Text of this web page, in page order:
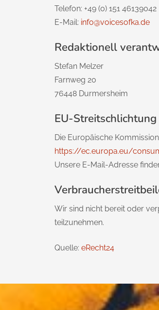
Telefon: +49 (0) 151 46139042
E-Mail: info@voicesofka.de
Redaktionell
Stefan Melzer
Farnweg 20
76448 Durmersheim
EU-Streitschlichtung
Die Europäische
https://ec.europa.eu/
Unsere E-Mail-Adresse
Wir sind nicht bereit oder
teilzunehmen.
Quelle: eRecht24